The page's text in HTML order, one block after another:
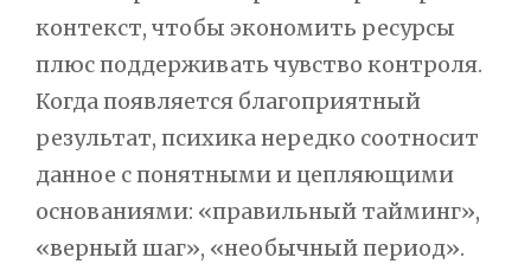
контекст, чтобы экономить ресурсы
плюс поддерживать чувство контроля.
Когда появляется благоприятный
результат, психика нередко соотносит
данное с понятными и цепляющими
основаниями: «правильный тайминг»,
«верный шаг», «необычный период».